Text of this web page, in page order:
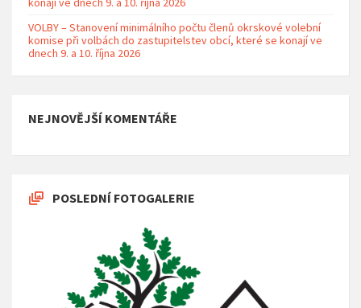
VOLBY – Stanovení minimálního počtu členů okrskové volební
komise při volbách do zastupitelstev obcí, které se konají ve
dnech 9. a 10. října 2026
NEJNOVĚJŠÍ KOMENTÁŘE
POSLEDNÍ FOTOGALERIE